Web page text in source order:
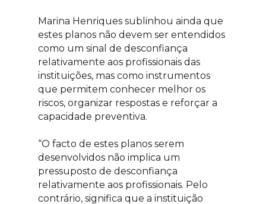
Marina Henriques sublinhou ainda que
estes planos não devem ser entendidos
como um sinal de desconfiança
relativamente aos profissionais das
instituições, mas como instrumentos
que permitem conhecer melhor os
riscos, organizar respostas e reforçar a
capacidade preventiva.
“O facto de estes planos serem
desenvolvidos não implica um
pressuposto de desconfiança
relativamente aos profissionais. Pelo
contrário, significa que a instituição